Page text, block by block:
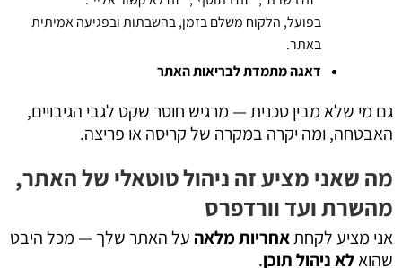
בפועל, הלקוח משלם בזמן, בהשבתות ובפגיעה אמיתית
באתר.
דאגה מתמדת לבריאות האתר
גם מי שלא מבין טכנית — מרגיש חוסר שקט לגבי הגיבויים,
האבטחה, ומה יקרה במקרה של קריסה או פריצה.
מה שאני מציע זה ניהול טוטאלי של האתר,
מהשרת ועד וורדפרס
אני מציע לקחתאחריות מלאה על האתר שלך — מכל היבט
שהואלא ניהול תוכן.